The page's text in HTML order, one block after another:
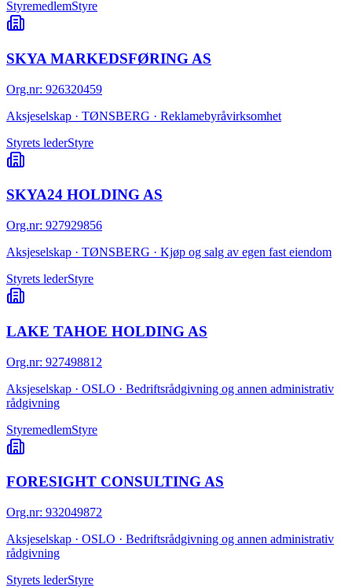
StyremedlemStyre
SKYA MARKEDSFØRING AS
Org.nr: 926320459
Aksjeselskap · TØNSBERG · Reklamebyråvirksomhet
Styrets lederStyre
SKYA24 HOLDING AS
Org.nr: 927929856
Aksjeselskap · TØNSBERG · Kjøp og salg av egen fast eiendom
Styrets lederStyre
LAKE TAHOE HOLDING AS
Org.nr: 927498812
Aksjeselskap · OSLO · Bedriftsrådgivning og annen administrativ
rådgivning
StyremedlemStyre
FORESIGHT CONSULTING AS
Org.nr: 932049872
Aksjeselskap · OSLO · Bedriftsrådgivning og annen administrativ
rådgivning
Styrets lederStyre